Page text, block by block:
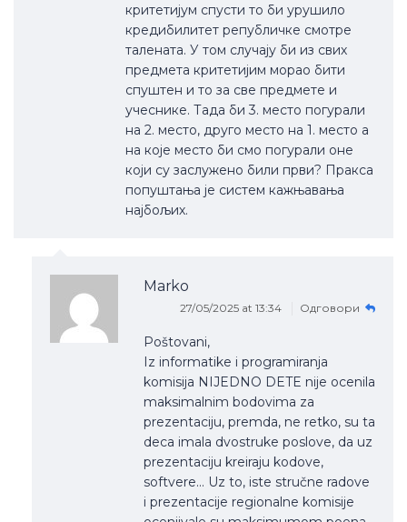
критетијум спусти то би урушило
кредибилитет републичке смотре
талената. У том случају би из свих
предмета критетијим морао бити
спуштен и то за све предмете и
учеснике. Тада би 3. место погурали
на 2. место, друго место на 1. место а
на које место би смо погурали оне
који су заслужено били први? Пракса
попуштања је систем кажњавања
најбољих.
Marko
27/05/2025 at 13:34 Одговори
Poštovani,
Iz informatike i programiranja
komisija NIJEDNO DETE nije ocenila
maksimalnim bodovima za
prezentaciju, premda, ne retko, su ta
deca imala dvostruke poslove, da uz
prezentaciju kreiraju kodove,
softvere… Uz to, iste stručne radove
i prezentacije regionalne komisije